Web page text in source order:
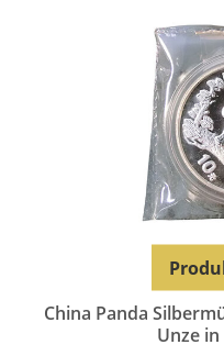
China Panda
Unze